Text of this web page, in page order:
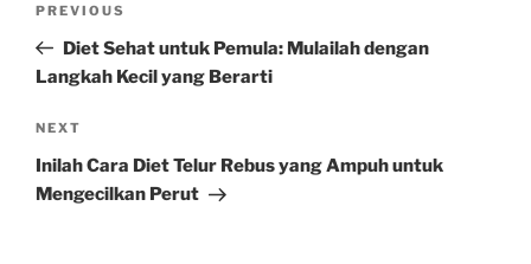
Previous
Post
PREVIOUS
Diet Sehat untuk Pemula: Mulailah dengan
Langkah Kecil yang Berarti
Next
Post
NEXT
Inilah Cara Diet Telur Rebus yang Ampuh untuk
Mengecilkan Perut